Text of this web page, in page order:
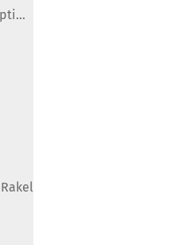
Sandstrahloptik/Milchglas